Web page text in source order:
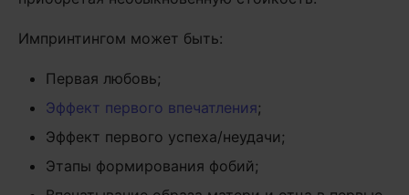
Импринтингом может быть:
Первая любовь;
Эффект первого впечатления;
Эффект первого успеха/неудачи;
Этапы формирования фобий;